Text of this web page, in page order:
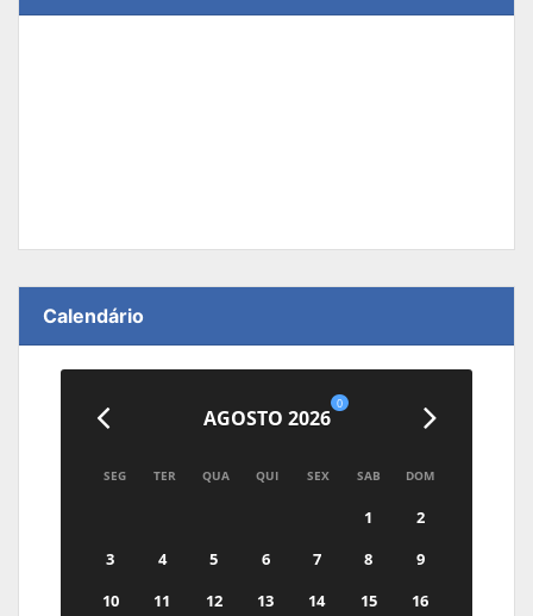
Calendário
AGOSTO 2026
0
SEG TER QUA QUI SEX SAB DOM
1
2
3
4 5 6 7 8
9
10
11 12 13 14 15
16